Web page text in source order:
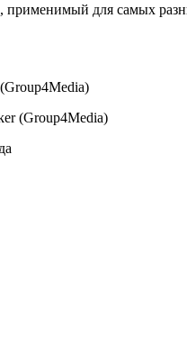
для самых
(Group4Media)